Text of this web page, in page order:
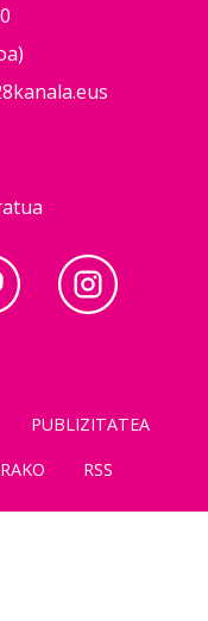
PUBLIZITATEA
RSS